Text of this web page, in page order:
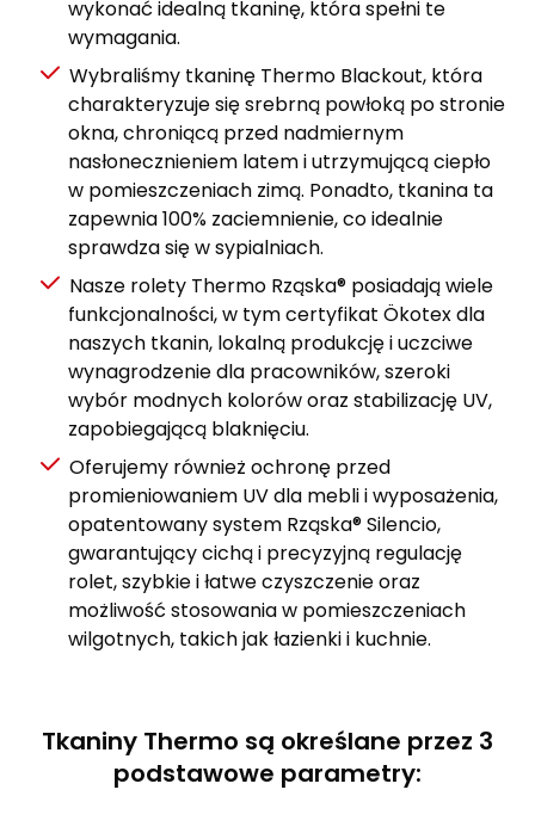
wykonać idealną tkaninę, która spełni te
wymagania.
Wybraliśmy tkaninę Thermo Blackout, która
charakteryzuje się srebrną powłoką po stronie
okna, chroniącą przed nadmiernym
nasłonecznieniem latem i utrzymującą ciepło
w pomieszczeniach zimą. Ponadto, tkanina ta
zapewnia 100% zaciemnienie, co idealnie
sprawdza się w sypialniach.
Nasze rolety Thermo Rząska® posiadają wiele
funkcjonalności, w tym certyfikat Ökotex dla
naszych tkanin, lokalną produkcję i uczciwe
wynagrodzenie dla pracowników, szeroki
wybór modnych kolorów oraz stabilizację UV,
zapobiegającą blaknięciu.
Oferujemy również ochronę przed
promieniowaniem UV dla mebli i wyposażenia,
opatentowany system Rząska® Silencio,
gwarantujący cichą i precyzyjną regulację
rolet, szybkie i łatwe czyszczenie oraz
możliwość stosowania w pomieszczeniach
wilgotnych, takich jak łazienki i kuchnie.
Tkaniny Thermo są określane przez 3
podstawowe parametry: